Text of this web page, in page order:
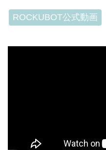
ROCKUBOT公式動画